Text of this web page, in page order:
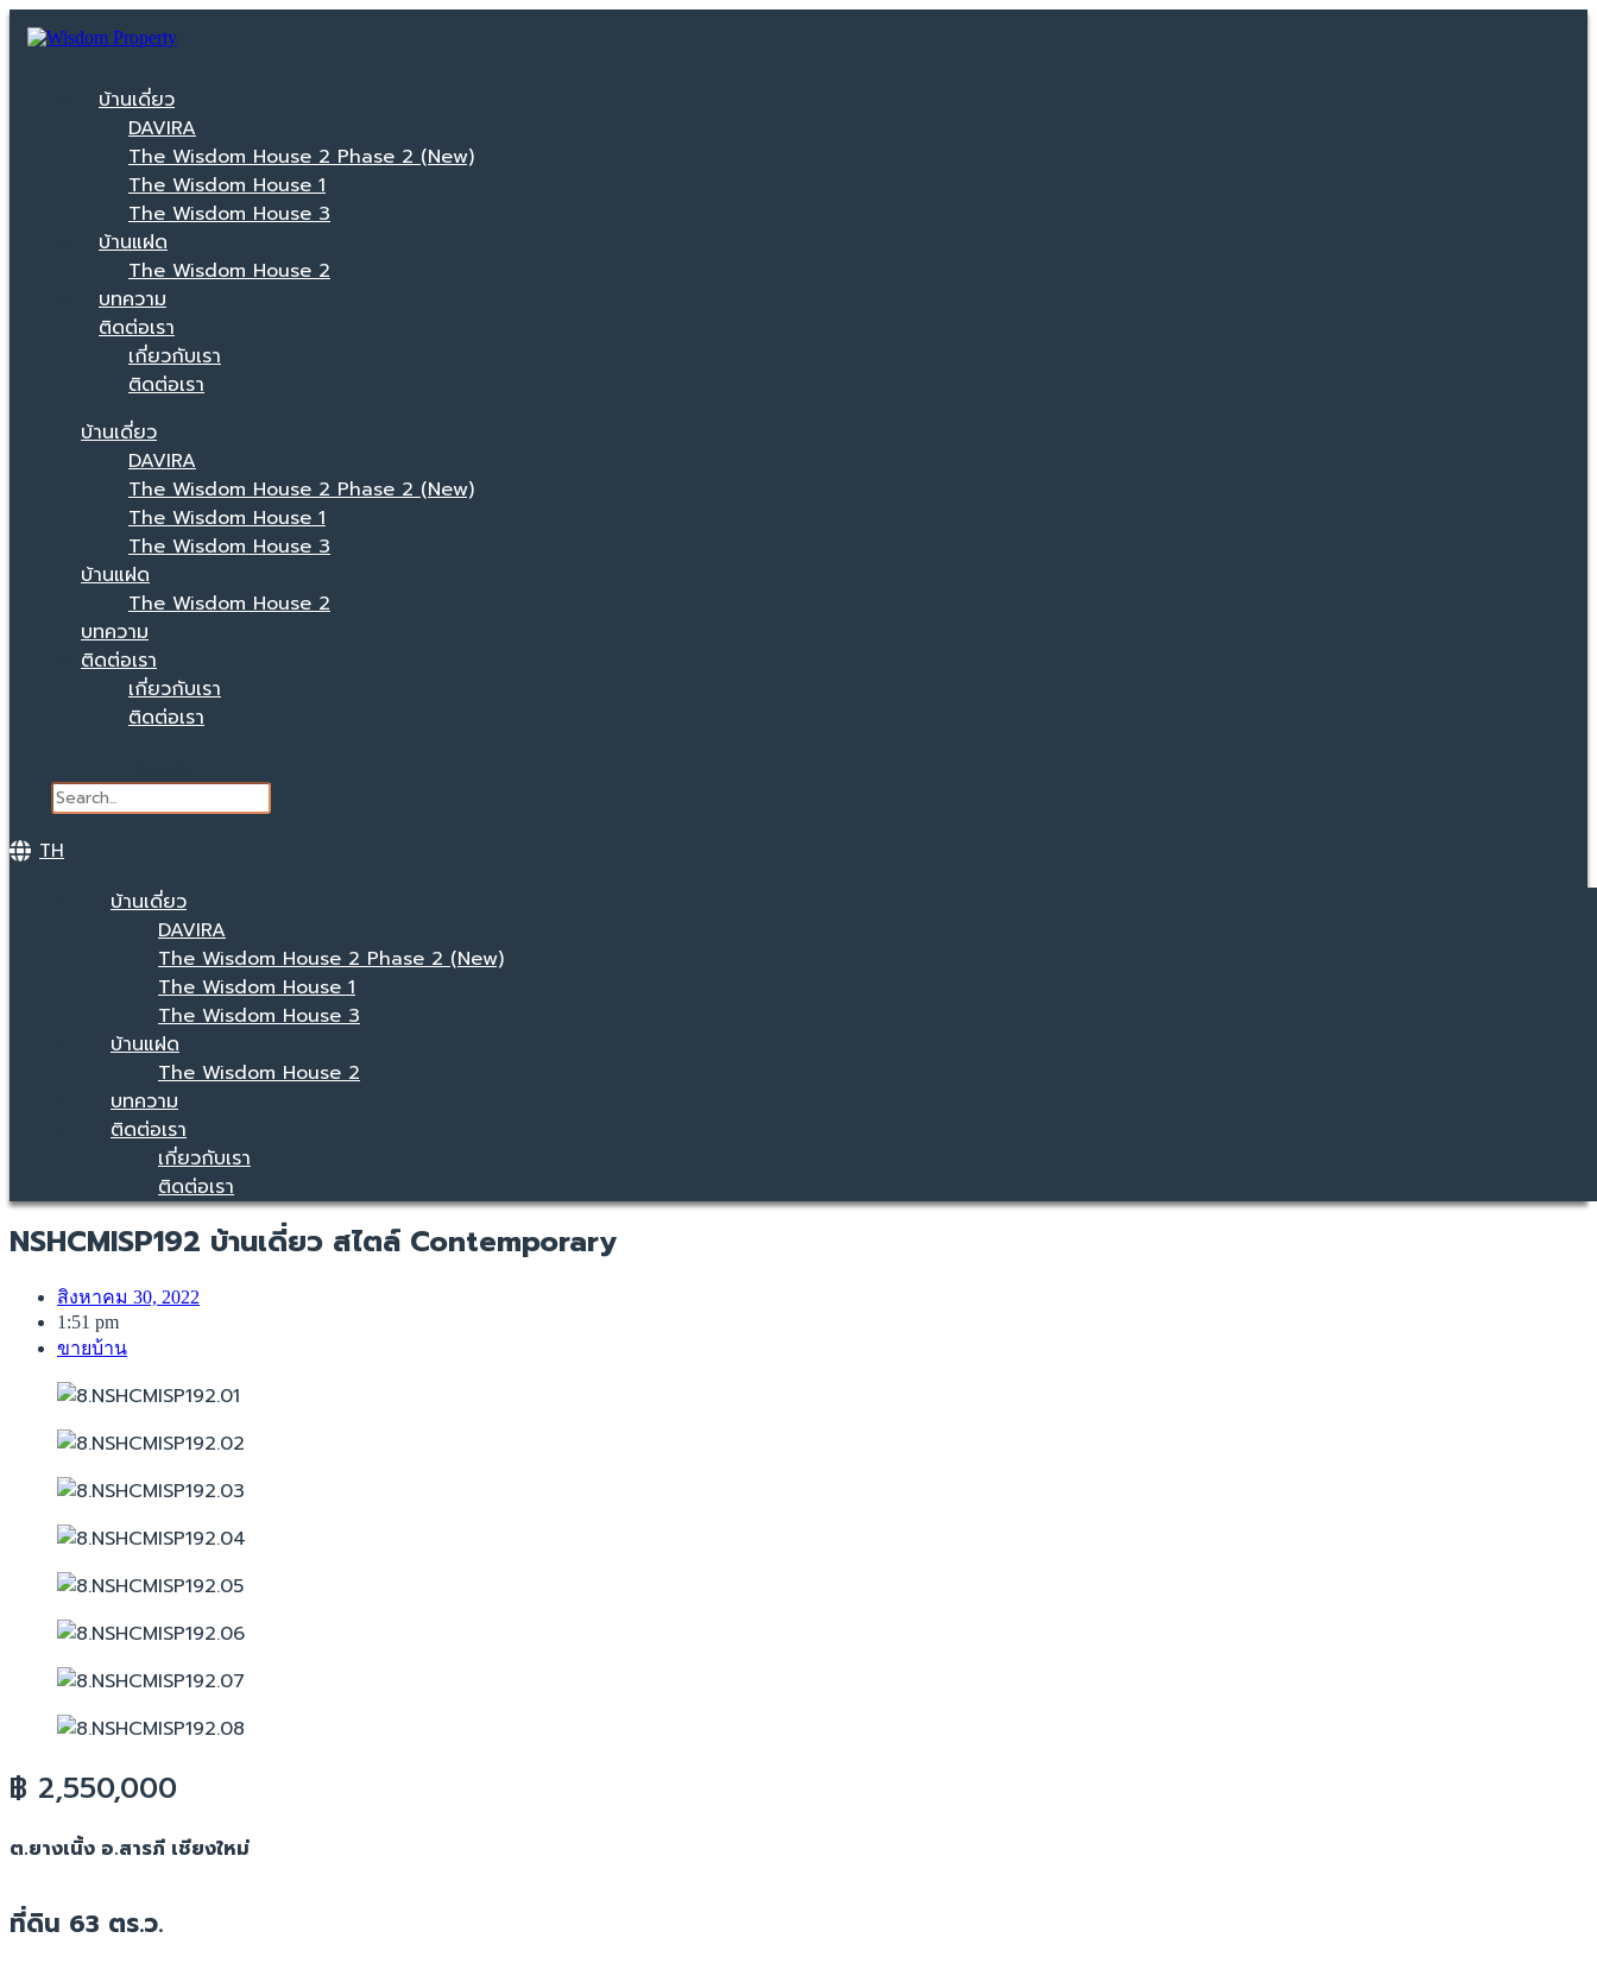
บ้านเดี่ยว
DAVIRA
The Wisdom House 2 Phase 2 (New)
The Wisdom House 1
The Wisdom House 3
บ้านแฝด
The Wisdom House 2
บทความ
ติดต่อเรา
เกี่ยวกับเรา
ติดต่อเรา
บ้านเดี่ยว
DAVIRA
The Wisdom House 2 Phase 2 (New)
The Wisdom House 1
The Wisdom House 3
บ้านแฝด
The Wisdom House 2
บทความ
ติดต่อเรา
เกี่ยวกับเรา
ติดต่อเรา
TH
บ้านเดี่ยว
DAVIRA
The Wisdom House 2 Phase 2 (New)
The Wisdom House 1
The Wisdom House 3
บ้านแฝด
The Wisdom House 2
บทความ
ติดต่อเรา
เกี่ยวกับเรา
ติดต่อเรา
NSHCMISP192 บ้านเดี่ยว สไตล์ Contemporary
สิงหาคม 30, 2022
1:51 pm
ขายบ้าน
฿ 2,550,000
ต.ยางเนิ้ง อ.สารภี เชียงใหม่
ที่ดิน 63 ตร.ว.